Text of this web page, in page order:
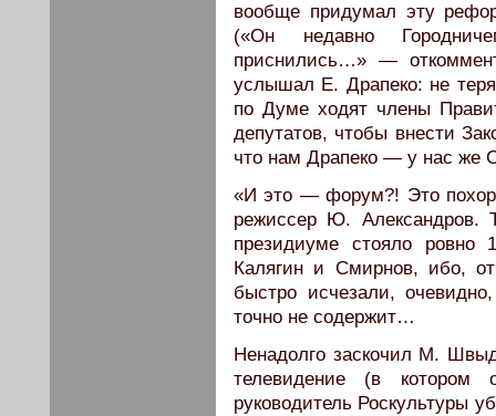
вообще придумал эту
(«Он недавно
приснились…» —
услышал Е. Драпеко: не
по Думе ходят члены
депутатов, чтобы внести
что нам Драпеко — у нас же
«И это — форум?! Это
режиссер Ю. Александров.
президиуме стояло ровно
Калягин и Смирнов, ибо,
быстро исчезали,
точно не содержит…
Ненадолго заскочил М.
телевидение (в котором
руководитель Роскультуры